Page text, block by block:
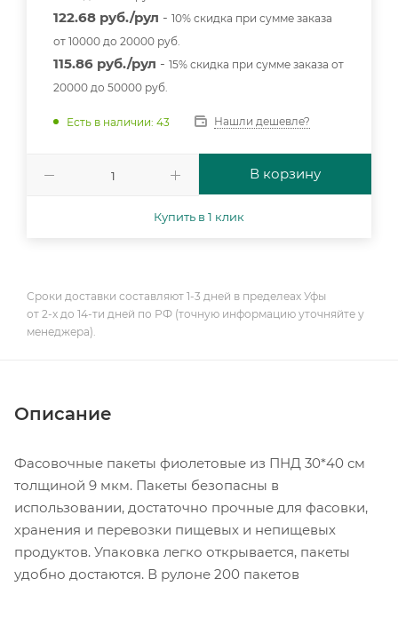
122.68 руб./рул - 10% скидка при сумме заказа
от 10000 до 20000 руб.
115.86 руб./рул - 15% скидка при сумме заказа от
20000 до 50000 руб.
Есть в наличии: 43 Нашли дешевле?
В корзину
Купить в 1 клик
Сроки доставки составляют 1-3 дней в пределеах Уфы
от 2-х до 14-ти дней по РФ (точную информацию уточняйте у
менеджера).
Описание
Фасовочные пакеты фиолетовые из ПНД 30*40 см
толщиной 9 мкм. Пакеты безопасны в
использовании, достаточно прочные для фасовки,
хранения и перевозки пищевых и непищевых
продуктов. Упаковка легко открывается, пакеты
удобно достаются. В рулоне 200 пакетов